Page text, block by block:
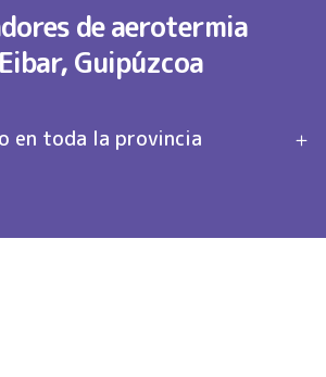
de aerotermia
Guipúzcoa
en toda la provincia